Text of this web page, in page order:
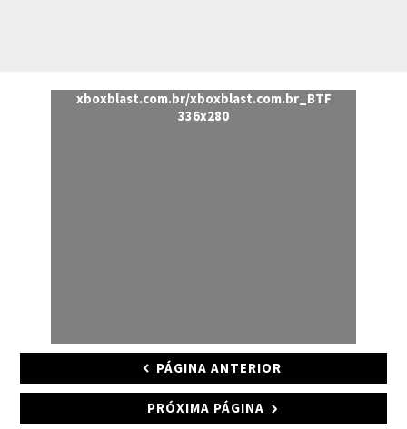
xboxblast.com.br/xboxblast.com.br_BTF
336x280
PÁGINA ANTERIOR
PRÓXIMA PÁGINA